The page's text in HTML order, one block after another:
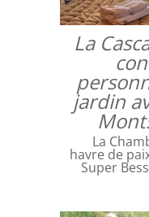
La
jardin
La
havre de
Super